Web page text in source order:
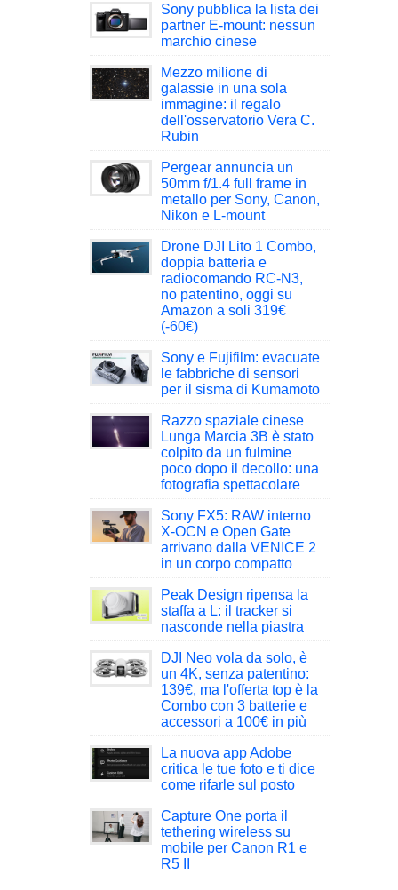
Sony pubblica la lista dei
partner E-mount: nessun
marchio cinese
Mezzo milione di
galassie in una sola
immagine: il regalo
dell'osservatorio Vera C.
Rubin
Pergear annuncia un
50mm f/1.4 full frame in
metallo per Sony, Canon,
Nikon e L-mount
Drone DJI Lito 1 Combo,
doppia batteria e
radiocomando RC-N3,
no patentino, oggi su
Amazon a soli 319€
(-60€)
Sony e Fujifilm: evacuate
le fabbriche di sensori
per il sisma di Kumamoto
Razzo spaziale cinese
Lunga Marcia 3B è stato
colpito da un fulmine
poco dopo il decollo: una
fotografia spettacolare
Sony FX5: RAW interno
X-OCN e Open Gate
arrivano dalla VENICE 2
in un corpo compatto
Peak Design ripensa la
staffa a L: il tracker si
nasconde nella piastra
DJI Neo vola da solo, è
un 4K, senza patentino:
139€, ma l'offerta top è la
Combo con 3 batterie e
accessori a 100€ in più
La nuova app Adobe
critica le tue foto e ti dice
come rifarle sul posto
Capture One porta il
tethering wireless su
mobile per Canon R1 e
R5 II